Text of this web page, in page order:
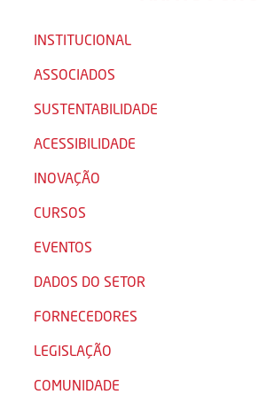
INSTITUCIONAL
ASSOCIADOS
SUSTENTABILIDADE
ACESSIBILIDADE
INOVAÇÃO
CURSOS
EVENTOS
DADOS DO SETOR
FORNECEDORES
LEGISLAÇÃO
COMUNIDADE